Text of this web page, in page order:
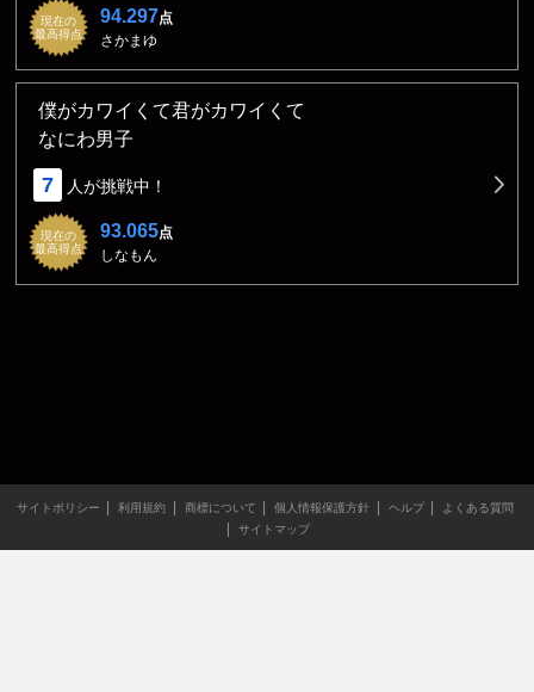
現在の
最高得点
94.297点
さかまゆ
僕がカワイくて君がカワイくて
なにわ男子
7 人が挑戦中！
現在の
最高得点
93.065点
しなもん
サイトポリシー 利用規約 商標について 個人情報保護方針 ヘルプ
よくある質問
サイトマップ